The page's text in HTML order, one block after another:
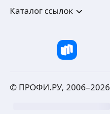
Каталог ссылок
© ПРОФИ.РУ, 2006–2026